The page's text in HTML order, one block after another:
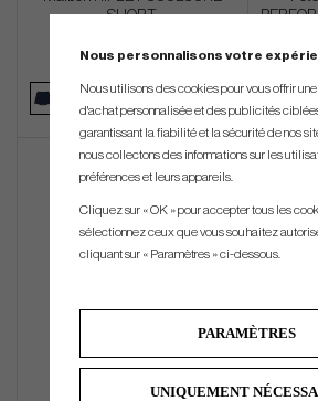
SHORT
€168
Peter Millar SURGE
Nous personnalisons votre
Nous utilisons des cookies pour vous offrir
d'achat personnalisée et des publicités
garantissant la fiabilité et la sécurité de nos
nous collectons des informations sur les
préférences et leurs appareils.
Cliquez sur « OK » pour accepter tous les
sélectionnez ceux que vous souhaitez
cliquant sur « Paramètres » ci-dessous.
PARAMÈTRES
UNIQUEMENT